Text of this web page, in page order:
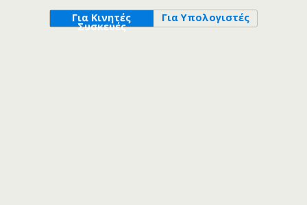
Για Κινητές
Συσκευές
Για Υπολογιστές